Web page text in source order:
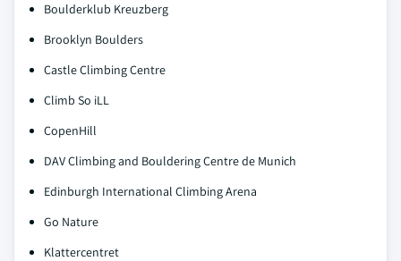
Boulderklub Kreuzberg
Brooklyn Boulders
Castle Climbing Centre
Climb So iLL
CopenHill
DAV Climbing and Bouldering Centre de Munich
Edinburgh International Climbing Arena
Go Nature
Klattercentret